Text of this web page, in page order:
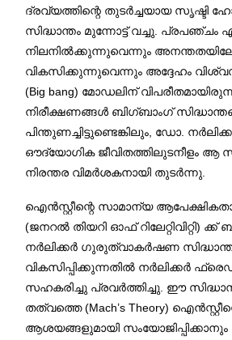
ദ്രവ്യത്തിന്റെ തുടർച്ചയായ സൃഷ്ടി
സിദ്ധാന്തം മുന്നോട്ട് വച്ചു. പ്രപഞ്ചം
നിലനിൽക്കുന്നുവെന്നും
വികസിക്കുന്നുവെന്നും അദ്ദേഹം
(Big bang) മോഡലിന്
നിരീക്ഷണങ്ങൾ ബിഗ്ബാംഗ്
പിന്തുണച്ചിട്ടുണ്ടെങ്കിലും, ഡോ.
ഔദ്യോഗിക ജീവിതത്തിലുടനീളം ആ
നിരന്തര വിമർശകനായി തുടർന്നു.
ഐൻസ്റ്റീന്റെ സാമാന്യ ആപേക്ഷികതാ
(ജനറൽ തിയറി ഓഫ് റിലേറ്റിവിറ്റി)
നർലിക്കർ ഗുരുത്വാകർഷണ
വികസിപ്പിക്കുന്നതിൽ നർലിക്കർ
സഹകരിച്ചു പ്രവർത്തിച്ചു. ഈ
തത്വത്തെ (Mach’s Theory)
ആശയങ്ങളുമായി സംയോജിപ്പിക്കാനും